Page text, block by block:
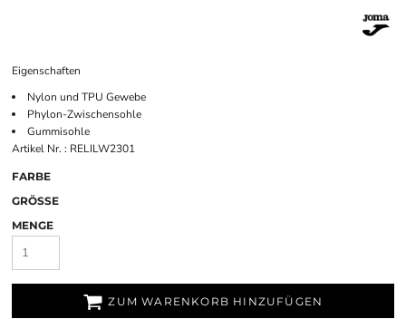
Eigenschaften
Nylon und TPU Gewebe
Phylon-Zwischensohle
Gummisohle
Artikel Nr. : RELILW2301
FARBE
GRÖSSE
MENGE
ZUM WARENKORB HINZUFÜGEN